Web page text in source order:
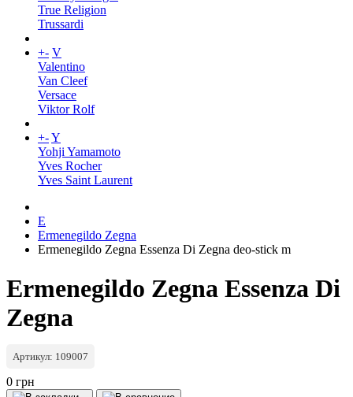
True Religion
Trussardi
+- V
Valentino
Van Cleef
Versace
Viktor Rolf
+-Y
Yohji Yamamoto
Yves Rocher
Yves Saint Laurent
E
Ermenegildo Zegna
Ermenegildo Zegna Essenza Di Zegna deo-stick m
Ermenegildo Zegna Essenza Di
Zegna
Артикул: 109007
0 грн